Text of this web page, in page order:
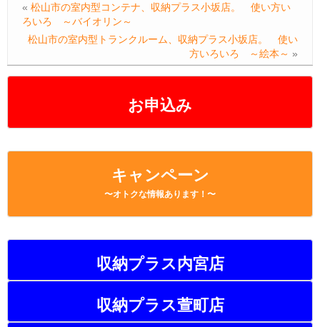
お申込み
キャンペーン
〜オトクな情報あります！〜
収納プラス内宮店
収納プラス萱町店
b
o
o
a
Li
n
k
« 松山市の室内型コンテナ、収納プラス小坂店。 使い方い
ろいろ ～バイオリン～
松山市の室内型トランクルーム、収納プラス小坂店。 使い
方いろいろ ～絵本～ »